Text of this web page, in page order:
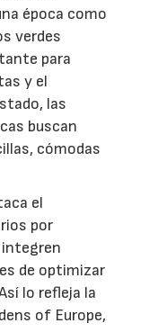
época como
verdes
para
y el
las
buscan
cómodas
el
por
de optimizar
lo refleja la
of Europe,